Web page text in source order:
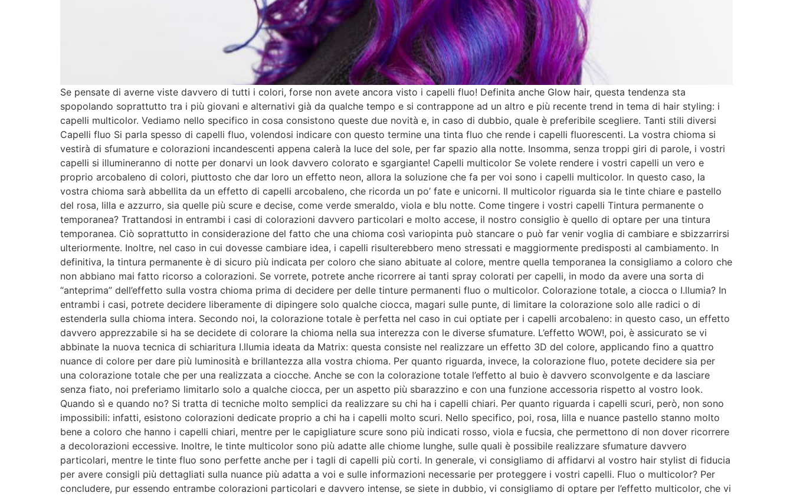
Se pensate di averne viste davvero di tutti i colori, forse non avete ancora visto i capelli fluo! Definita anche Glow hair, questa tendenza sta
spopolando soprattutto tra i più giovani e alternativi già da qualche tempo e si contrappone ad un altro e più recente trend in tema di hair styling: i
capelli multicolor. Vediamo nello specifico in cosa consistono queste due novità e, in caso di dubbio, quale è preferibile scegliere. Tanti stili diversi
Capelli fluo Si parla spesso di capelli fluo, volendosi indicare con questo termine una tinta fluo che rende i capelli fluorescenti. La vostra chioma si
vestirà di sfumature e colorazioni incandescenti appena calerà la luce del sole, per far spazio alla notte. Insomma, senza troppi giri di parole, i vostri
capelli si illumineranno di notte per donarvi un look davvero colorato e sgargiante! Capelli multicolor Se volete rendere i vostri capelli un vero e
proprio arcobaleno di colori, piuttosto che dar loro un effetto neon, allora la soluzione che fa per voi sono i capelli multicolor. In questo caso, la
vostra chioma sarà abbellita da un effetto di capelli arcobaleno, che ricorda un po’ fate e unicorni. Il multicolor riguarda sia le tinte chiare e pastello
del rosa, lilla e azzurro, sia quelle più scure e decise, come verde smeraldo, viola e blu notte. Come tingere i vostri capelli Tintura permanente o
temporanea? Trattandosi in entrambi i casi di colorazioni davvero particolari e molto accese, il nostro consiglio è quello di optare per una tintura
temporanea. Ciò soprattutto in considerazione del fatto che una chioma così variopinta può stancare o può far venir voglia di cambiare e sbizzarrirsi
ulteriormente. Inoltre, nel caso in cui dovesse cambiare idea, i capelli risulterebbero meno stressati e maggiormente predisposti al cambiamento. In
definitiva, la tintura permanente è di sicuro più indicata per coloro che siano abituate al colore, mentre quella temporanea la consigliamo a coloro che
non abbiano mai fatto ricorso a colorazioni. Se vorrete, potrete anche ricorrere ai tanti spray colorati per capelli, in modo da avere una sorta di
“anteprima” dell’effetto sulla vostra chioma prima di decidere per delle tinture permanenti fluo o multicolor. Colorazione totale, a ciocca o I.llumia? In
entrambi i casi, potrete decidere liberamente di dipingere solo qualche ciocca, magari sulle punte, di limitare la colorazione solo alle radici o di
estenderla sulla chioma intera. Secondo noi, la colorazione totale è perfetta nel caso in cui optiate per i capelli arcobaleno: in questo caso, un effetto
davvero apprezzabile si ha se decidete di colorare la chioma nella sua interezza con le diverse sfumature. L’effetto WOW!, poi, è assicurato se vi
abbinate la nuova tecnica di schiaritura I.llumia ideata da Matrix: questa consiste nel realizzare un effetto 3D del colore, applicando fino a quattro
nuance di colore per dare più luminosità e brillantezza alla vostra chioma. Per quanto riguarda, invece, la colorazione fluo, potete decidere sia per
una colorazione totale che per una realizzata a ciocche. Anche se con la colorazione totale l’effetto al buio è davvero sconvolgente e da lasciare
senza fiato, noi preferiamo limitarlo solo a qualche ciocca, per un aspetto più sbarazzino e con una funzione accessoria rispetto al vostro look.
Quando sì e quando no? Si tratta di tecniche molto semplici da realizzare su chi ha i capelli chiari. Per quanto riguarda i capelli scuri, però, non sono
impossibili: infatti, esistono colorazioni dedicate proprio a chi ha i capelli molto scuri. Nello specifico, poi, rosa, lilla e nuance pastello stanno molto
bene a coloro che hanno i capelli chiari, mentre per le capigliature scure sono più indicati rosso, viola e fucsia, che permettono di non dover ricorrere
a decolorazioni eccessive. Inoltre, le tinte multicolor sono più adatte alle chiome lunghe, sulle quali è possibile realizzare sfumature davvero
particolari, mentre le tinte fluo sono perfette anche per i tagli di capelli più corti. In generale, vi consigliamo di affidarvi al vostro hair stylist di fiducia
per avere consigli più dettagliati sulla nuance più adatta a voi e sulle informazioni necessarie per proteggere i vostri capelli. Fluo o multicolor? Per
concludere, pur essendo entrambe colorazioni particolari e davvero intense, se siete in dubbio, vi consigliamo di optare per l’effetto multicolor, che vi